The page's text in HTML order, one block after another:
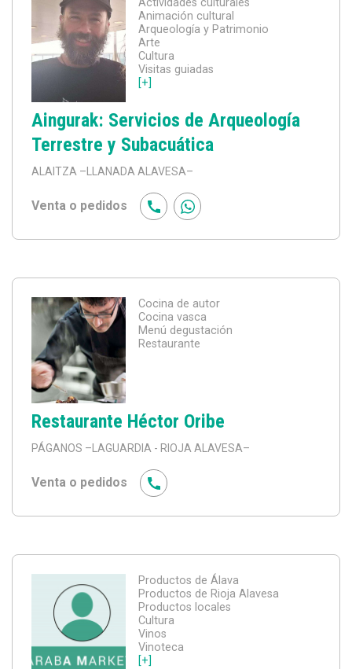
Actividades culturales
Animación cultural
Arqueología y Patrimonio
Arte
Cultura
Visitas guiadas
[+]
Aingurak: Servicios de Arqueología
Terrestre y Subacuática
ALAITZA –LLANADA ALAVESA–
Venta o pedidos
Cocina de autor
Cocina vasca
Menú degustación
Restaurante
Restaurante Héctor Oribe
PÁGANOS –LAGUARDIA - RIOJA ALAVESA–
Venta o pedidos
Productos de Álava
Productos de Rioja Alavesa
Productos locales
Cultura
Vinos
Vinoteca
[+]